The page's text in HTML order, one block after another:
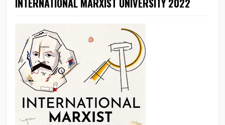
INTERNATIONAL MARXIST UNIVERSITY 2022